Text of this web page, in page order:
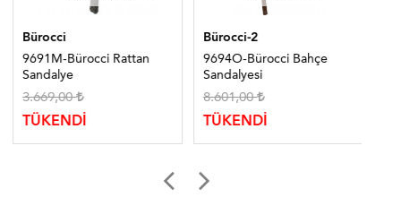
Bürocci
9691M-Bürocci Rattan
Sandalye
3.669,00
TÜKENDİ
Bürocci-2
9694O-Bürocci Bahçe
Sandalyesi
8.601,00
TÜKENDİ